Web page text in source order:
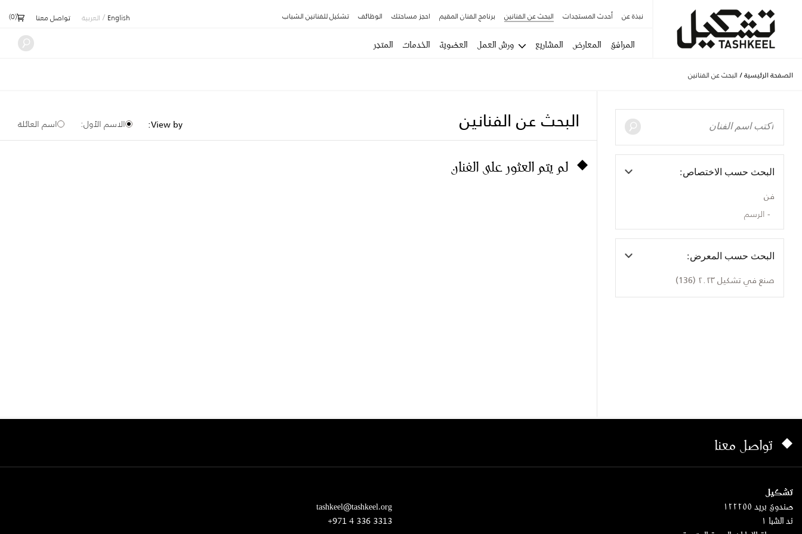
نبذة عن أحدث المستجدات البحث عن الفنانين برنامج الفنان المقيم احجز مساحتك الوظائف تشكيل للفنانين الشباب English
/ العربية تواصل معنا (
0
)
المرافق المعارض المشاريع ورش العمل العضوية الخدمات المتجر
الصفحة الرئيسية / البحث عن الفنانين
البحث حسب الاختصاص:
فن
الرسم
البحث حسب المعرض:
صنع في تشكيل ٢٠٢٣ (136)
البحث عن الفنانين View by: الاسم الأول: اسم العائلة
لم يتم العثور على الفنان
تواصل معنا
تشكيل
صندوق بريد ١٢٢٢٥٥
ند الشبا ١
tashkeel@tashkeel.org
+971 4 336 3313